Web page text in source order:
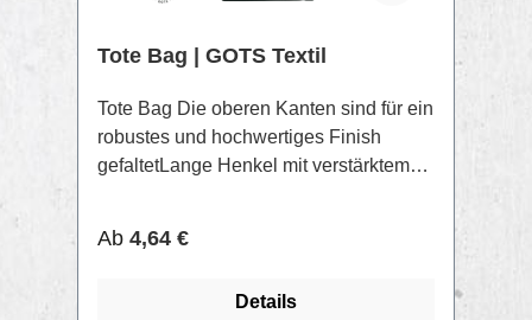
Tote Bag | GOTS Textil
Tote Bag Die oberen Kanten sind für ein
robustes und hochwertiges Finish
gefaltetLange Henkel mit verstärktem
Recycelter Baumwolle, 20% Recyceltes
Regulärer Preis:
Ab 4,64 €
Details